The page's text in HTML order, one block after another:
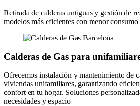
Retirada de calderas antiguas y gestión de
modelos más eficientes con menor
Calderas de Gas para
Ofrecemos instalación y mantenimiento de
viviendas unifamiliares, garantizando
confort en tu hogar. Soluciones
necesidades y espacio